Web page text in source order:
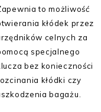
to możliwość
kłódek przez
celnych za
specjalnego
bez konieczności
kłódki czy
bagażu.